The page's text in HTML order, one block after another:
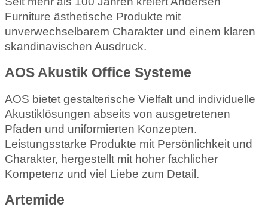
Furniture ästhetische Produkte mit
unverwechselbarem Charakter und einem klaren
skandinavischen Ausdruck.
AOS Akustik Office Systeme
AOS bietet gestalterische Vielfalt und individuelle
Akustiklösungen abseits von ausgetretenen
Pfaden und uniformierten Konzepten.
Leistungsstarke Produkte mit Persönlichkeit und
Charakter, hergestellt mit hoher fachlicher
Kompetenz und viel Liebe zum Detail.
Artemide